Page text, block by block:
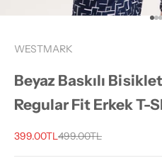
12
WESTMARK
Beyaz Baskılı
Regular Fit Erkek T-
İndirimli fiyat
399.00TLNormal fiyat
499.00TL